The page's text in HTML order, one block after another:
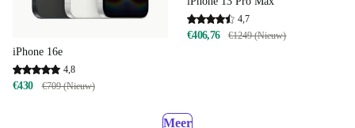
iPhone 16e
4,8
€430 €709 (Nieuw)
4,7
€406,76 €1249 (Nieuw)
Meer